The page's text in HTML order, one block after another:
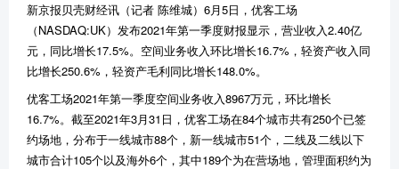
新京报贝壳财经讯（记者 陈维城）6月5日，优客工场
（NASDAQ:UK）发布2021年第一季度财报显示，营业收入2.40亿
元，同比增长17.5%。空间业务收入环比增长16.7%，轻资产收入同
比增长250.6%，轻资产毛利同比增长148.0%。
优客工场2021年第一季度空间业务收入8967万元，环比增长
16.7%。截至2021年3月31日，优客工场在84个城市共有250个已签
约场地，分布于一线城市88个，新一线城市51个，二线及二线以下
城市合计105个以及海外6个，其中189个为在营场地，管理面积约为